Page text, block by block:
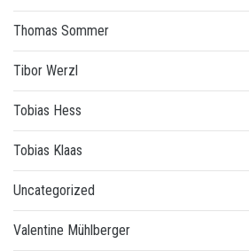
Thomas Sommer
Tibor Werzl
Tobias Hess
Tobias Klaas
Uncategorized
Valentine Mühlberger